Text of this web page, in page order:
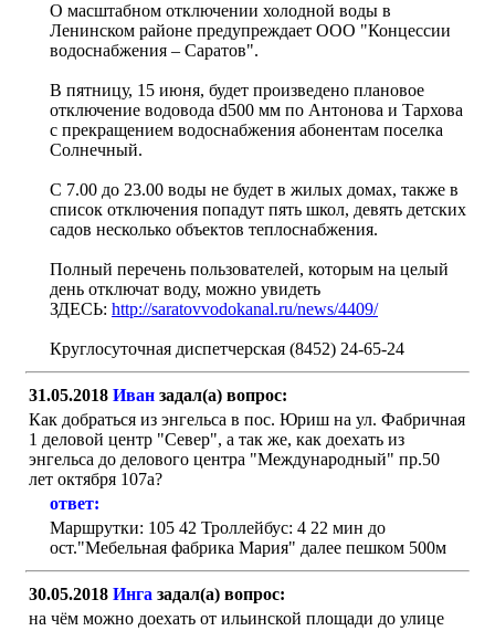
О масштабном отключении холодной воды в
Ленинском районе предупреждает ООО "Концессии
водоснабжения – Саратов".
В пятницу, 15 июня, будет произведено плановое
отключение водовода d500 мм по Антонова и Тархова
с прекращением водоснабжения абонентам поселка
Солнечный.
С 7.00 до 23.00 воды не будет в жилых домах, также в
список отключения попадут пять школ, девять детских
садов несколько объектов теплоснабжения.
Полный перечень пользователей, которым на целый
день отключат воду, можно увидеть
ЗДЕСЬ: http://saratovvodokanal.ru/news/4409/
Круглосуточная диспетчерская (8452) 24-65-24
31.05.2018 Иван задал(а) вопрос:
Как добраться из энгельса в пос. Юриш на ул. Фабричная
1 деловой центр "Север", а так же, как доехать из
энгельса до делового центра "Международный" пр.50
лет октября 107а?
ответ:
Маршрутки: 105 42 Троллейбус: 4 22 мин до
ост."Мебельная фабрика Мария" далее пешком 500м
30.05.2018 Инга задал(а) вопрос:
на чём можно доехать от ильинской площади до улице